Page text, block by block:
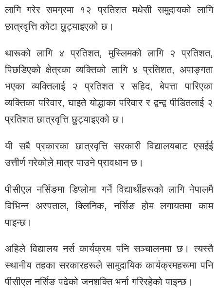
लागि गरेर समग्रमा १२ प्रतिशत मधेसी समुदायको लागि
छात्रवृत्ति कोटा छुट्याइएको छ।
थारूको लागि ४ प्रतिशत, मुस्लिमको लागि २ प्रतिशत,
पिछडिएको क्षेत्रका व्यक्तिको लागि ४ प्रतिशत, अपाङ्गता
भएका व्यक्तिलाई २ प्रतिशत र सहिद, बेपत्ता पारिएका
व्यक्तिका परिवार, घाइते योद्धाका परिवार र द्वन्द्व पीडितलाई २
प्रतिशत छात्रवृत्ति छुट्याइएको छ।
यी सबै प्रकारका छात्रवृत्ति सरकारी विद्यालयबाट एसईई
उत्तीर्ण गरेकोले मात्र पाउने प्रावधान छ।
पीसीएल नर्सिङमा डिप्लोमा गर्ने विद्यार्थीहरूको लागि नेपालमै
विभिन्न अस्पताल, क्लिनिक, नर्सिङ होम लगायतमा काम
पाइन्छ।
अहिले विद्यालय नर्स कार्यक्रम पनि सञ्चालनमा छ। त्यस्तै
स्थानीय तहका सरकारहरूले सामुदायिक कार्यक्रमहरूमा पनि
पीसीएल नर्सिङ पढेको जनशक्ति भर्ना गरिरहेको पाइन्छ।